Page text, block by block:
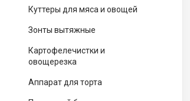
Куттеры для мяса и овощей
Зонты вытяжные
Картофелечистки и
овощерезка
Аппарат для торта